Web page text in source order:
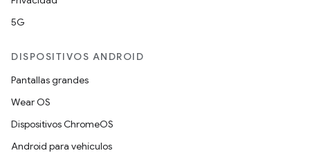
5G
DISPOSITIVOS ANDROID
Pantallas grandes
Wear OS
Dispositivos ChromeOS
Android para vehículos